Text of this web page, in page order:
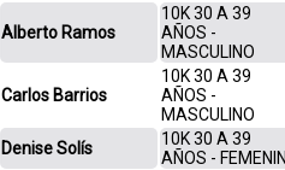
Alberto Ramos
10K 30 A 39
AÑOS -
MASCULINO
Carlos Barrios
10K 30 A 39
AÑOS -
MASCULINO
Denise Solís
10K 30 A 39
AÑOS -